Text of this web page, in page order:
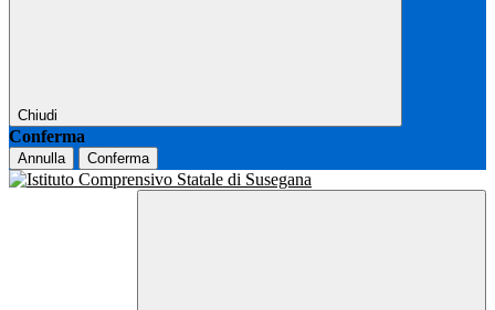
Chiudi
Conferma
Annulla Conferma